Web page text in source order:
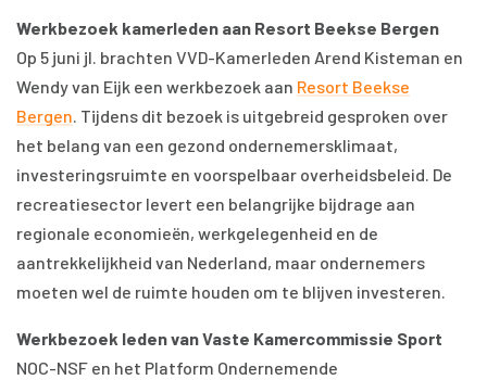
Werkbezoek kamerleden aan Resort Beekse Bergen
Op 5 juni jl. brachten VVD-Kamerleden Arend Kisteman en
Wendy van Eijk een werkbezoek aan Resort Beekse
Bergen. Tijdens dit bezoek is uitgebreid gesproken over
het belang van een gezond ondernemersklimaat,
investeringsruimte en voorspelbaar overheidsbeleid. De
recreatiesector levert een belangrijke bijdrage aan
regionale economieën, werkgelegenheid en de
aantrekkelijkheid van Nederland, maar ondernemers
moeten wel de ruimte houden om te blijven investeren.
Werkbezoek leden van Vaste Kamercommissie Sport
NOC-NSF en het Platform Ondernemende